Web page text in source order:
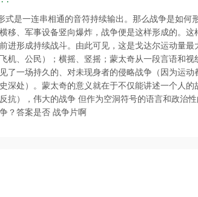
式是一连串相通的音符持续输出。那么战争是如何
移、军事设备竖向爆炸，战争便是这样形成的。这
进形成持续战斗。由此可见，这是戈达尔运动量
机、公民）；横摇、竖摇；蒙太奇从一段言语和
了一场持久的、对未现身者的侵略战争（因为运
深处）。蒙太奇的意义就在于不仅能讲述一个人
抗），伟大的战争 但作为空洞符号的语言和政治
？答案是否 战争片啊